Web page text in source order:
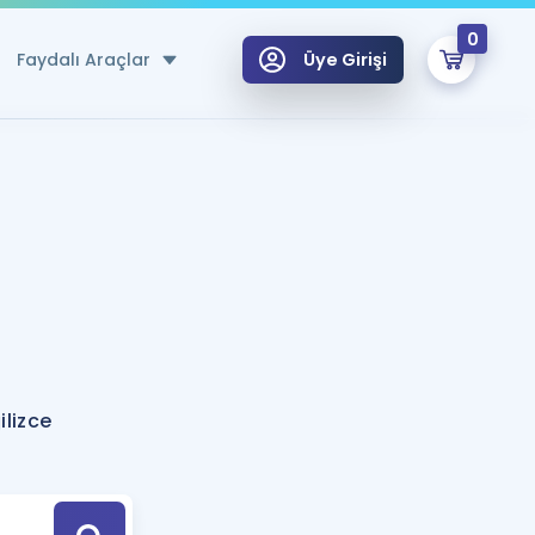
Faydalı Araçlar
Hesaplama Aracı
için Öneriler
Tek Takvimde
Üye Girişi
0